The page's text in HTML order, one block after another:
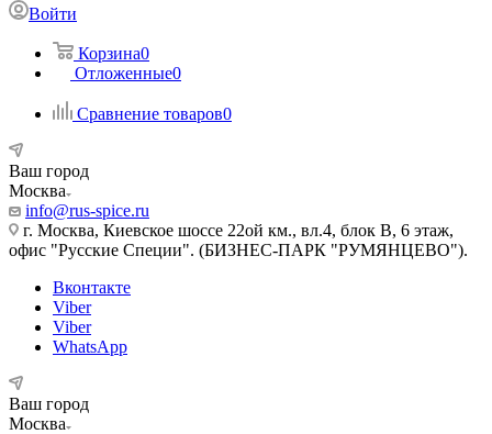
Войти
Корзина0
Отложенные0
Сравнение товаров0
Ваш город
Москва
info@rus-spice.ru
г. Москва, Киевское шоссе 22ой км., вл.4, блок В, 6 этаж,
офис "Русские Специи". (БИЗНЕС-ПАРК "РУМЯНЦЕВО").
Вконтакте
Viber
Viber
WhatsApp
Ваш город
Москва